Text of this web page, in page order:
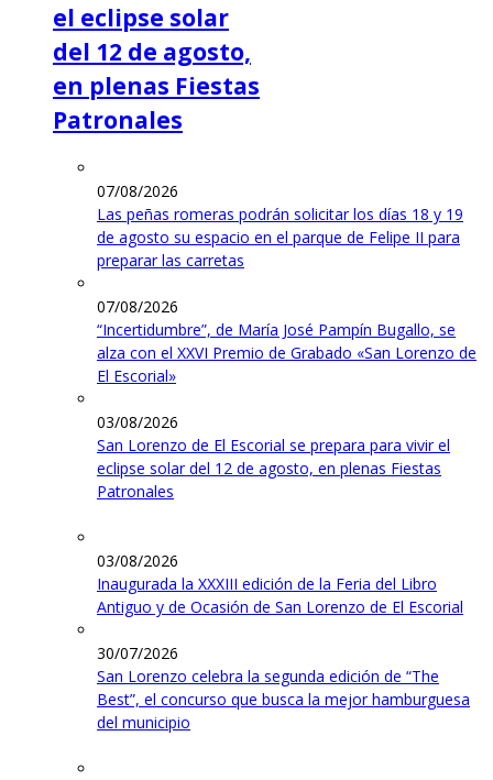
el eclipse solar
del 12 de agosto,
en plenas Fiestas
Patronales
07/08/2026
Las peñas romeras podrán solicitar los días 18 y 19
de agosto su espacio en el parque de Felipe II para
preparar las carretas
07/08/2026
“Incertidumbre”, de María José Pampín Bugallo, se
alza con el XXVI Premio de Grabado «San Lorenzo de
El Escorial»
03/08/2026
San Lorenzo de El Escorial se prepara para vivir el
eclipse solar del 12 de agosto, en plenas Fiestas
Patronales
03/08/2026
Inaugurada la XXXIII edición de la Feria del Libro
Antiguo y de Ocasión de San Lorenzo de El Escorial
30/07/2026
San Lorenzo celebra la segunda edición de “The
Best”, el concurso que busca la mejor hamburguesa
del municipio